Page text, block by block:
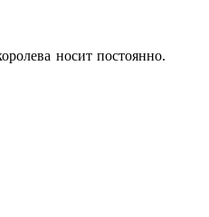
носит постоянно.